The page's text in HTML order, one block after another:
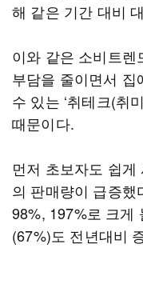
해 같은 기간 대비
이와 같은 소비트렌
부담을 줄이면서 집
수 있는 ‘취테크(취
때문이다.
먼저 초보자도 쉽
의 판매량이 급증
98%, 197%로 크게
(67%)도 전년대비